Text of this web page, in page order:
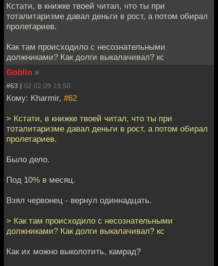
Кстати, в книжке твоей читал, что ты при
тоталитаризме давал деньги в рост, а потом обирал
пролетариев.
Как там происходило с несознательными
должниками? Как долги выкалачивал? кс
Goblin »
#63 | 02.02.09 19:50
Кому: Kharmir, #62
> Кстати, в книжке твоей читал, что ты при
тоталитаризме давал деньги в рост, а потом обирал
пролетариев.
Было дело.
Под 10% в месяц.
Взял червонец - вернул одиннадцать.
> Как там происходило с несознательными
должниками? Как долги выкалачивал? кс
Как их можно выколотить, камрад?